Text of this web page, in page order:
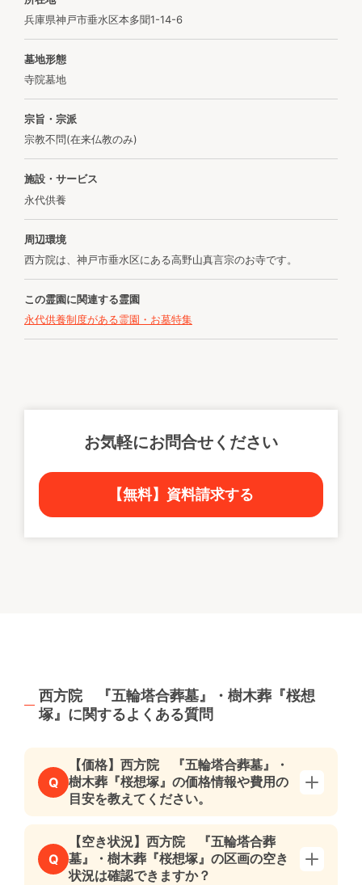
兵庫県神戸市垂水区本多聞1-14-6
墓地形態
寺院墓地
宗旨・宗派
宗教不問(在来仏教のみ)
施設・サービス
永代供養
周辺環境
西方院は、神戸市垂水区にある高野山真言宗のお寺です。
この霊園に関連する霊園
永代供養制度がある霊園・お墓特集
お気軽にお問合せください
【無料】資料請求する
西方院 『五輪塔合葬墓』・樹木葬『桜想
塚』に関するよくある質問
Q
【価格】西方院 『五輪塔合葬墓』・
樹木葬『桜想塚』の価格情報や費用の
目安を教えてください。
Q
【空き状況】西方院 『五輪塔合葬
墓』・樹木葬『桜想塚』の区画の空き
状況は確認できますか？